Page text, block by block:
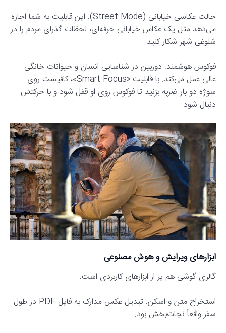
حالت عکاسی خیابانی (Street Mode): این قابلیت به شما اجازه
می‌دهد مثل یک عکاس خیابانی حرفه‌ای، لحظات گذرای مردم را در
شلوغی شهر شکار کنید.
فوکوس هوشمند: دوربین در شناسایی انسان و حیوانات خانگی
عالی عمل می‌کند. با قابلیت «Smart Focus»، کافیست روی
سوژه دو بار ضربه بزنید تا فوکوس روی او قفل شود و با حرکتش
دنبال شود.
ابزارهای ویرایش و هوش مصنوعی
گالری گوشی هم پر از ابزارهای کاربردی است:
استخراج متن و اسکن: تبدیل عکس مدارک به فایل PDF در طول
سفر واقعاً نجات‌بخش بود.